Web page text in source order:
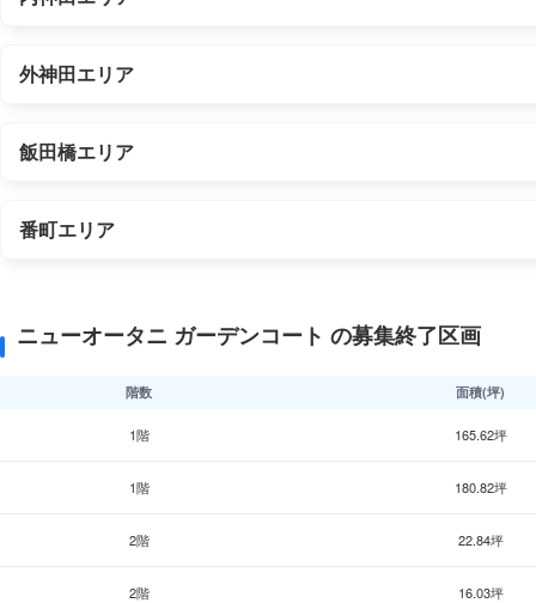
外神田エリア
飯田橋エリア
番町エリア
ニューオータニ ガーデンコート の募集終了区画
階数 面積(坪)
1階 165.62坪
1階 180.82坪
2階 22.84坪
2階 16.03坪